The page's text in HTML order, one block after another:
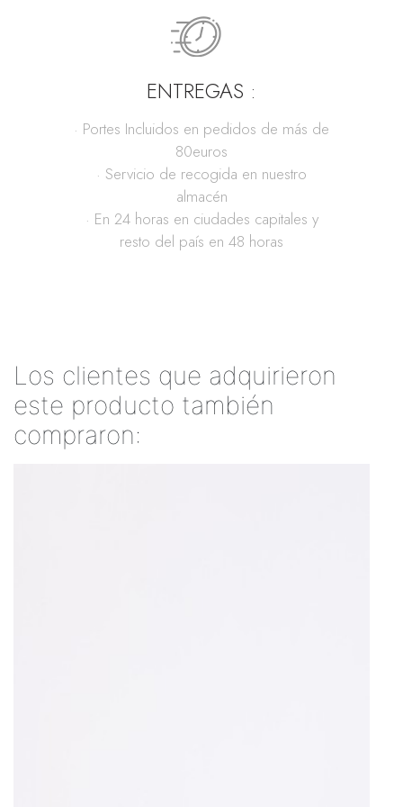
ENTREGAS :
· Portes Incluidos en pedidos de más de
80euros
· Servicio de recogida en nuestro
almacén
· En 24 horas en ciudades capitales y
resto del país en 48 horas
Los clientes que adquirieron
este producto también
compraron: